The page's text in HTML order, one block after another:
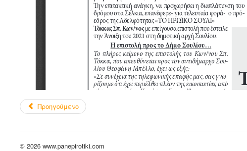
Προηγούμενο
© 2026 www.panepirotiki.com